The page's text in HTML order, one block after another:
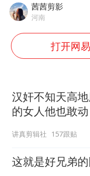
茜茜剪影
河南
打开网
汉奸不知天高
的女人他也敢
讲真剪辑社 157跟贴
这就是好兄弟